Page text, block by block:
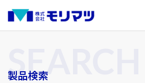
SEARCH
製品検索